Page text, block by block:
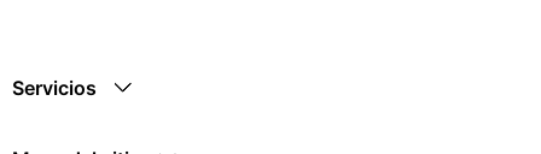
Servicios